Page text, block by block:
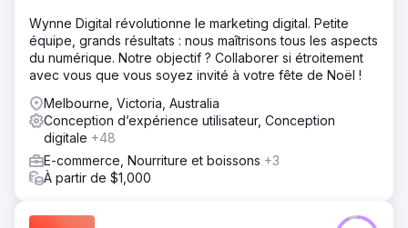
Consciente des défis et des opportunités uniques
inhérents à son secteur, notre équipe a adopté une
approche à multiples facettes intégrant des améliorations
SEO, un marketing de contenu personnalisé, des
campagnes ciblées sur les réseaux sociaux et des
stratégies PPC basées sur les données. En optimisant
chaque facette de l'empreinte numérique d'Adobe, nous
avons cherché à créer un écosystème en ligne cohérent
et dynamique qui non seulement attirerait davantage de
trafic, mais convertirait également ce trafic en clients
global.
Wynne Digital révolutionne le marketing digital. Petite
équipe, grands résultats : nous maîtrisons tous les aspects
du numérique. Notre objectif ? Collaborer si étroitement
avec vous que vous soyez invité à votre fête de Noël !
Melbourne, Victoria, Australia
Conception d’expérience utilisateur, Conception
digitale +48
E-commerce, Nourriture et boissons +3
À partir de $1,000